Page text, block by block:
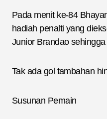
Pada menit ke-84
hadiah penalti yang
Junior Brandao
Tak ada gol tambahan
Susunan Pemain